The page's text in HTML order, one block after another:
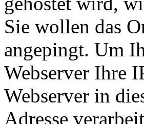
Sie wollen das
angepingt. Um
Webserver Ihre
Webserver in
Adresse